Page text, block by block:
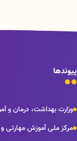
پیوندها
وزارت بهداشت، درمان و
مرکز ملی آموزش مهارتی